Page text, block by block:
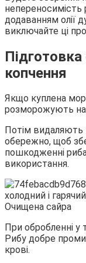
непереносимість
додаванням олії
виключайте ці
копчення
Якщо куплена
розморожують на
Потім видаляють
обережно, щоб
пошкодженні
використання.
Очищена сайра
При обробленні
Рибу добре
крові.